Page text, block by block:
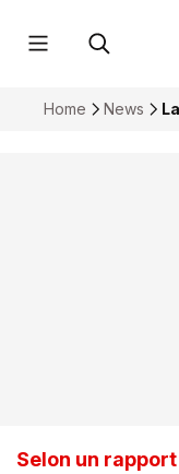
Home News
Selon un